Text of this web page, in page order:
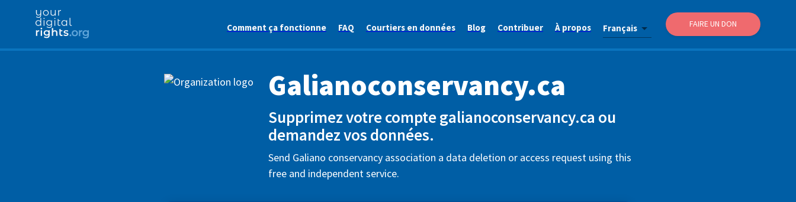
Comment ça fonctionne FAQ Courtiers en données Blog Contribuer À propos Français FAIRE UN DON
Galianoconservancy.ca
Supprimez votre compte galianoconservancy.ca ou
demandez vos données.
Send Galiano conservancy association a data deletion or access request using this
free and independent service.